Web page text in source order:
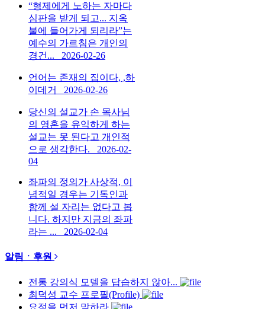
“형제에게 노하는 자마다
심판을 받게 되고... 지옥
불에 들어가게 되리라”는
예수의 가르침은 개인의
경건...
2026-02-26
언어는 존재의 집이다, ,하
이데거
2026-02-26
당신의 설교가 손 목사님
의 영혼을 유익하게 하는
설교는 못 된다고 개인적
으로 생각한다.
2026-02-
04
좌파의 정의가 사상적, 이
념적일 경우는 기독인과
함께 설 자리는 없다고 봅
니다. 하지만 지금의 좌파
라는 ...
2026-02-04
알림ㆍ후원
전통 강의식 모델을 답습하지 않아...
최덕성 교수 프로필(Profile)
요점을 먼저 말하라